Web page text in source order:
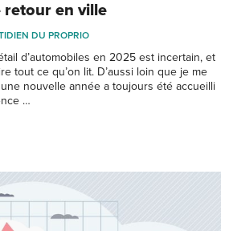
retour en ville
DU PROPRIO
d’automobiles en 2025 est incertain, et
tout ce qu’on lit. D’aussi loin que je me
nouvelle année a toujours été accueilli
…